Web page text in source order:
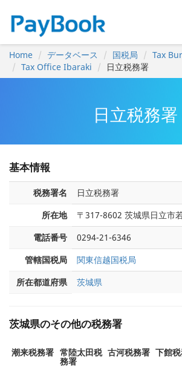
Home データベース 国税局
Tax
Tax Office Ibaraki
日立税務署
日立税務署
基本情報
税務署名
日立税務署
所在地
〒317-8602 茨城県日立市
電話番号
0294-21-6346
管轄国税局
関東信越国税局
所在都道府県
茨城県
茨城県のその他の税務署
潮来税務署 常陸太田税
務署
古河税務署 下館